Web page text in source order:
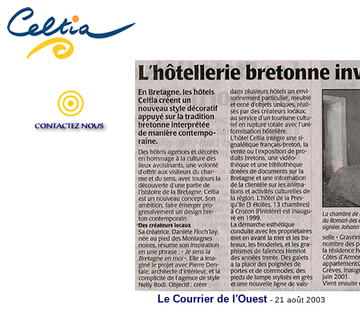
Le Courrier de l'Ouest - 21 août 2003